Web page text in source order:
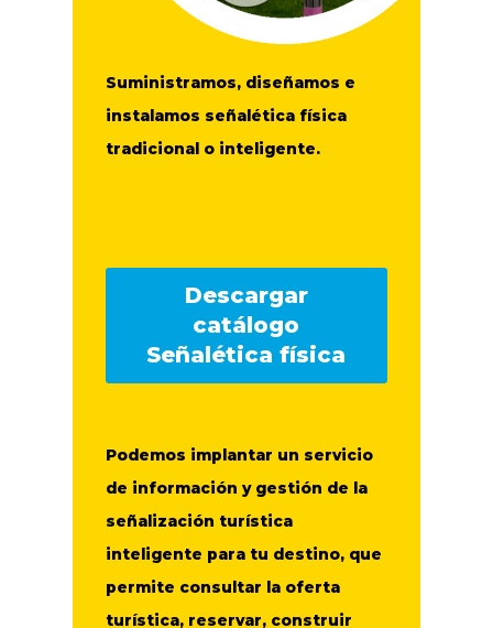
Suministramos, diseñamos e
instalamos señalética física
tradicional o inteligente.
Descargar
catálogo
Señalética física
Podemos implantar un servicio
de información y gestión de la
señalización turística
inteligente para tu destino, que
permite consultar la oferta
turística, reservar, construir